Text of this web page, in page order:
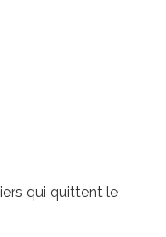
qui quittent le